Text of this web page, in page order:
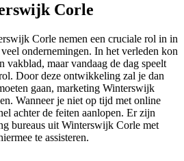
Corle
Corle nemen een cruciale rol in in
ondernemingen. In het verleden kon
vakblad, maar vandaag de dag speelt
Door deze ontwikkeling zal je dan
gaan, marketing Winterswijk
Wanneer je niet op tijd met online
achter de feiten aanlopen. Er zijn
bureaus uit Winterswijk Corle met
te assisteren.